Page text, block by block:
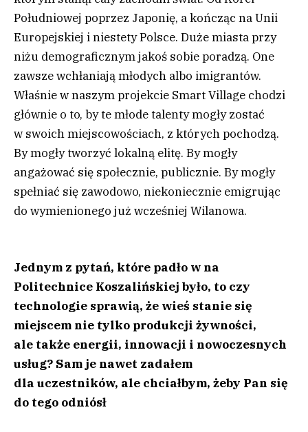
Południowej poprzez Japonię, a kończąc na Unii
Europejskiej i niestety Polsce. Duże miasta przy
niżu demograficznym jakoś sobie poradzą. One
zawsze wchłaniają młodych albo imigrantów.
Właśnie w naszym projekcie Smart Village chodzi
głównie o to, by te młode talenty mogły zostać
w swoich miejscowościach, z których pochodzą.
By mogły tworzyć lokalną elitę. By mogły
angażować się społecznie, publicznie. By mogły
spełniać się zawodowo, niekoniecznie emigrując
do wymienionego już wcześniej Wilanowa.
Jednym z pytań, które padło w na
Politechnice Koszalińskiej było, to czy
technologie sprawią, że wieś stanie się
miejscem nie tylko produkcji żywności,
ale także energii, innowacji i nowoczesnych
usług? Sam je nawet zadałem
dla uczestników, ale chciałbym, żeby Pan się
do tego odniósł